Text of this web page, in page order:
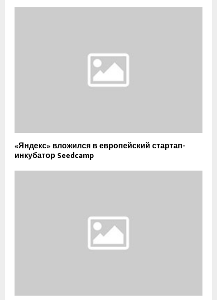
«Яндекс» вложился в европейский стартап-
инкубатор Seedcamp